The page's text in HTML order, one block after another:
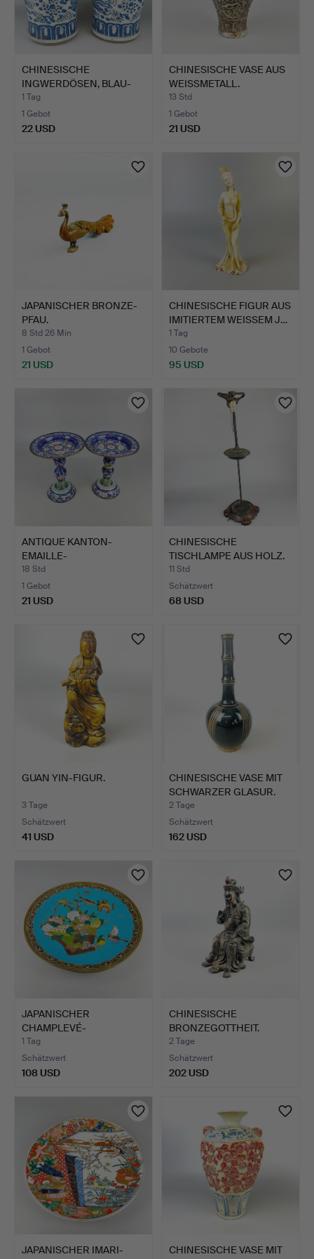
CHINESISCHE
INGWERDÖSEN, BLAU-
WEISS.
1 Tag
1 Gebot
22 USD
CHINESISCHE VASE AUS
WEISSMETALL.
13 Std
1 Gebot
21 USD
JAPANISCHER BRONZE-
PFAU.
8 Std 26 Min
1 Gebot
21 USD
CHINESISCHE FIGUR AUS
IMITIERTEM WEISSEM J…
1 Tag
10 Gebote
95 USD
ANTIQUE KANTON-
EMAILLE-
KOMPOTTIEREN.
18 Std
1 Gebot
21 USD
CHINESISCHE
TISCHLAMPE AUS HOLZ.
11 Std
Schätzwert
68 USD
GUAN YIN-FIGUR.
3 Tage
Schätzwert
41 USD
CHINESISCHE VASE MIT
SCHWARZER GLASUR.
2 Tage
Schätzwert
162 USD
JAPANISCHER
CHAMPLEVÉ-
WANDTELLER.
1 Tag
Schätzwert
108 USD
CHINESISCHE
BRONZEGOTTHEIT.
2 Tage
Schätzwert
202 USD
JAPANISCHER IMARI-
CHINESISCHE VASE MIT